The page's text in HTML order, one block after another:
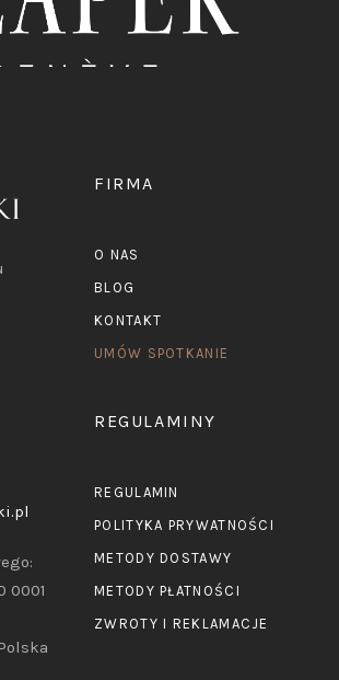
0001
FIRMA
O NAS
BLOG
KONTAKT
UMÓW SPOTKANIE
REGULAMINY
REGULAMIN
POLITYKA PRYWATNOŚCI
METODY DOSTAWY
METODY PŁATNOŚCI
ZWROTY I REKLAMACJE